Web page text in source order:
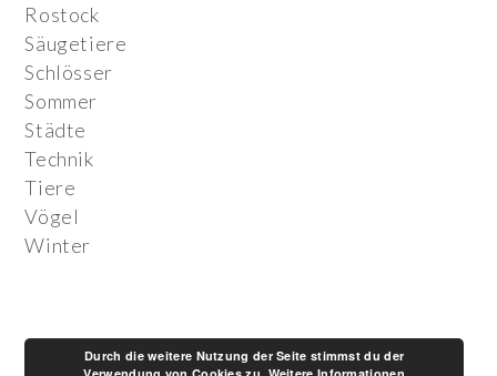
Rostock
Säugetiere
Schlösser
Sommer
Städte
Technik
Tiere
Vögel
Winter
Durch die weitere Nutzung der Seite stimmst du der